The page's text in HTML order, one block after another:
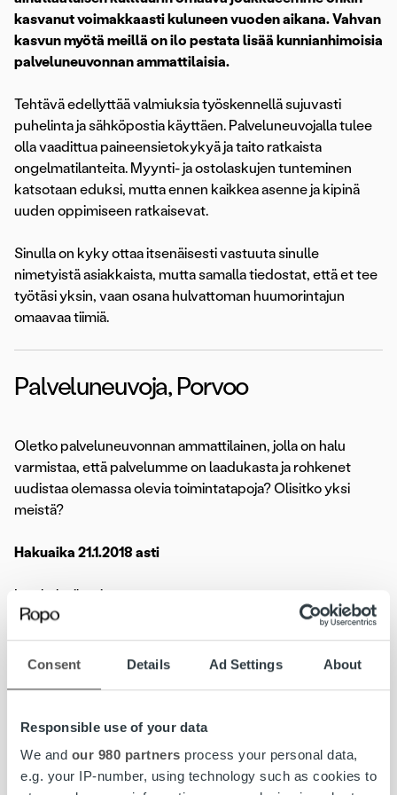
Consent Details Ad Settings About
Responsible use of your data
We and our 980 partners process your personal data,
e.g. your IP-number, using technology such as cookies to
kasvanut voimakkaasti kuluneen vuoden aikana. Vahvan
kasvun myötä meillä on ilo pestata lisää kunnianhimoisia
palveluneuvonnan ammattilaisia.
Tehtävä edellyttää valmiuksia työskennellä sujuvasti
puhelinta ja sähköpostia käyttäen. Palveluneuvojalla tulee
olla vaadittua paineensietokykyä ja taito ratkaista
ongelmatilanteita. Myynti- ja ostolaskujen tunteminen
katsotaan eduksi, mutta ennen kaikkea asenne ja kipinä
uuden oppimiseen ratkaisevat.
Sinulla on kyky ottaa itsenäisesti vastuuta sinulle
nimetyistä asiakkaista, mutta samalla tiedostat, että et tee
työtäsi yksin, vaan osana hulvattoman huumorintajun
omaavaa tiimiä.
Palveluneuvoja, Porvoo
Oletko palveluneuvonnan ammattilainen, jolla on halu
varmistaa, että palvelumme on laadukasta ja rohkenet
uudistaa olemassa olevia toimintatapoja? Olisitko yksi
meistä?
Hakuaika 21.1.2018 asti
Lue koko ilmoitus»
Lasku on iloinen asia. Kun yritys saa myymästään tavarasta
laskutuksesta kokonaisuutena. Joka 6. Suomessa lähtevä
000 yritystä luottaa palveluihimme. Vahvuutemme
perustuu kykyymme kasvaa ja kehittyä yksilöinä sekä